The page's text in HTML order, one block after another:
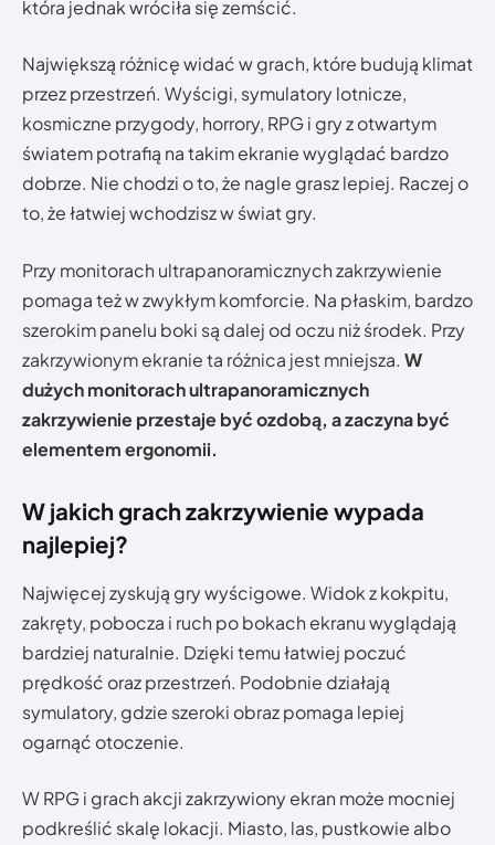
która jednak wróciła się zemścić.
Największą różnicę widać w grach, które budują klimat
przez przestrzeń. Wyścigi, symulatory lotnicze,
kosmiczne przygody, horrory, RPG i gry z otwartym
światem potrafią na takim ekranie wyglądać bardzo
dobrze. Nie chodzi o to, że nagle grasz lepiej. Raczej o
to, że łatwiej wchodzisz w świat gry.
Przy monitorach ultrapanoramicznych zakrzywienie
pomaga też w zwykłym komforcie. Na płaskim, bardzo
szerokim panelu boki są dalej od oczu niż środek. Przy
zakrzywionym ekranie ta różnica jest mniejsza. W
dużych monitorach ultrapanoramicznych
zakrzywienie przestaje być ozdobą, a zaczyna być
elementem ergonomii.
W jakich grach zakrzywienie wypada
najlepiej?
Najwięcej zyskują gry wyścigowe. Widok z kokpitu,
zakręty, pobocza i ruch po bokach ekranu wyglądają
bardziej naturalnie. Dzięki temu łatwiej poczuć
prędkość oraz przestrzeń. Podobnie działają
symulatory, gdzie szeroki obraz pomaga lepiej
ogarnąć otoczenie.
W RPG i grach akcji zakrzywiony ekran może mocniej
podkreślić skalę lokacji. Miasto, las, pustkowie albo